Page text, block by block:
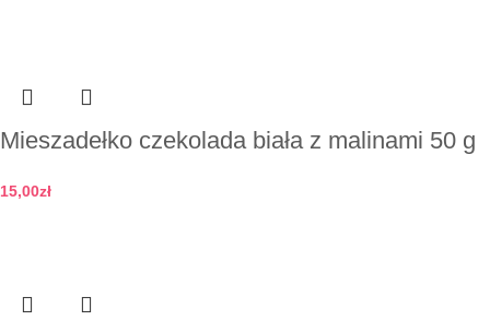
Mieszadełko czekolada biała z malinami 50 g
15,00zł